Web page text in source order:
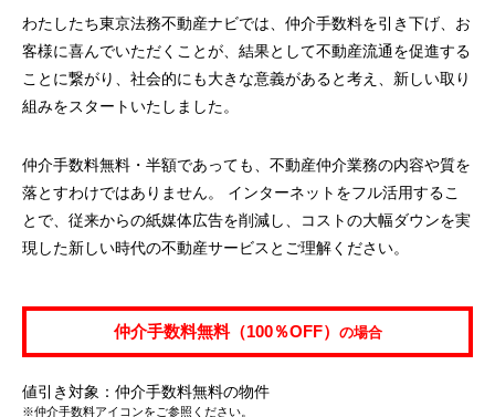
わたしたち東京法務不動産ナビでは、仲介手数料を引き下げ、お
客様に喜んでいただくことが、結果として不動産流通を促進する
ことに繋がり、社会的にも大きな意義があると考え、新しい取り
組みをスタートいたしました。
仲介手数料無料・半額であっても、不動産仲介業務の内容や質を
落とすわけではありません。 インターネットをフル活用するこ
とで、従来からの紙媒体広告を削減し、コストの大幅ダウンを実
現した新しい時代の不動産サービスとご理解ください。
仲介手数料無料（100％OFF） の場合
値引き対象：仲介手数料無料の物件
※仲介手数料アイコンをご参照ください。